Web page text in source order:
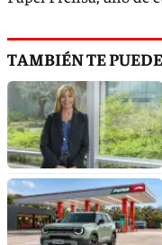
TAMBIÉN TE